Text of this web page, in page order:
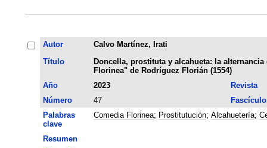
Autor
Calvo Martínez, Irati
Título
Doncella, prostituta y alcahueta: la
Florinea" de Rodríguez Florián (1554)
Año
2023
Revista
Número
47
Fascículo
Palabras
clave
Comedia Florinea; Prostitutución; Alcahuetería;
Resumen